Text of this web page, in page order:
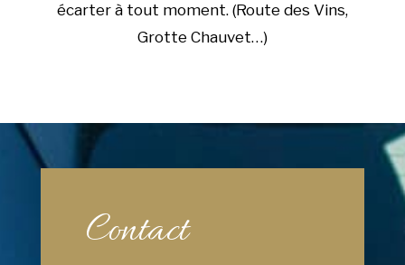
écarter à tout moment. (Route des Vins,
Grotte Chauvet…)
Contact